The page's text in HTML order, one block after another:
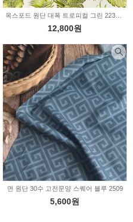
12,800원
면 원단 30수 고전문양 스퀘어 블루 2509
5,600원